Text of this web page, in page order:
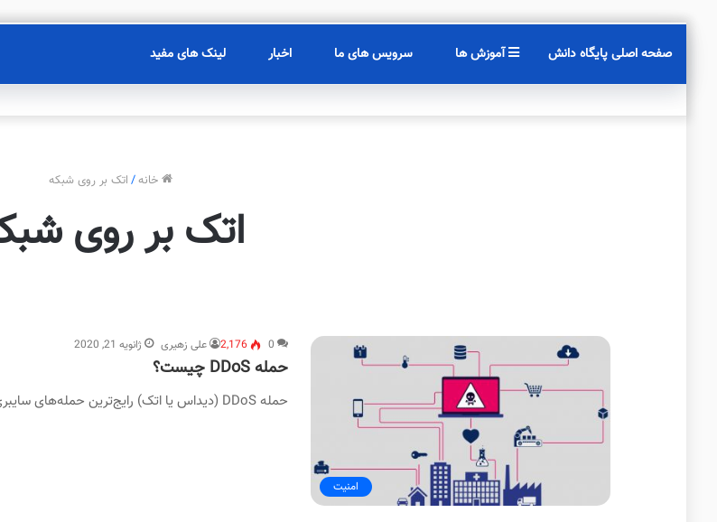
لینک های مفید اخبار سرویس های ما آموزش ها صفحه اصلی پایگاه دانش
خانه/ اتک بر روی شبکه
اتک بر روی
امنیت
علی زهیری ژانویه 21, 2020 0
2,176
حمله DDoS چیست؟
حمله DDoS (دیداس یا اتک) رایج‌ترین حمله‌های سایبری است که سرورها را مورد هدف قرار می‌دهد. البته هر کاربر عادی…